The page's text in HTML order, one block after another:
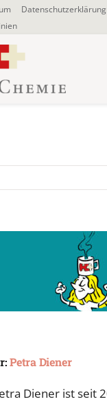
Datenschutzerklärung
Petra Diener
Diener ist seit